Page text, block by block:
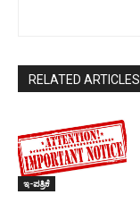
RELATED ARTICLES
ಇ-ಪತ್ರಿಕೆ